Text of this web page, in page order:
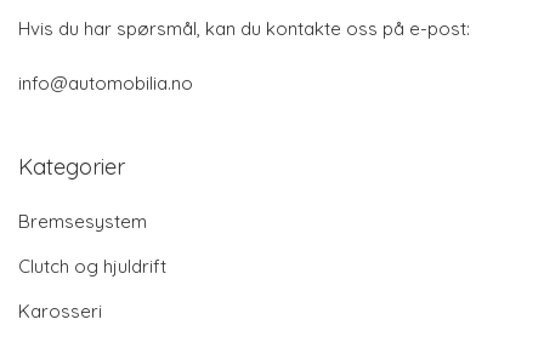
Hvis du har spørsmål, kan du kontakte oss på e-post:
info@automobilia.no
Kategorier
Bremsesystem
Clutch og hjuldrift
Karosseri